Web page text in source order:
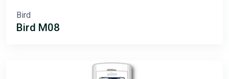
Bird
Bird M08